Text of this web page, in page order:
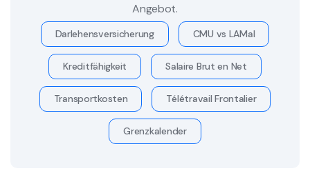
Angebot.
Darlehensversicherung CMU vs LAMal
Kreditfähigkeit Salaire Brut en Net
Transportkosten Télétravail Frontalier
Grenzkalender